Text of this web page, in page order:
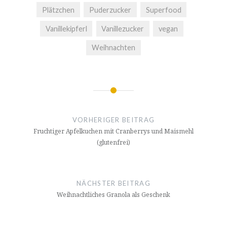
Plätzchen Puderzucker Superfood
Vanillekipferl Vanillezucker vegan
Weihnachten
Beitragsnavigation
VORHERIGER BEITRAG
Fruchtiger Apfelkuchen mit Cranberrys und Maismehl
(glutenfrei)
NÄCHSTER BEITRAG
Weihnachtliches Granola als Geschenk